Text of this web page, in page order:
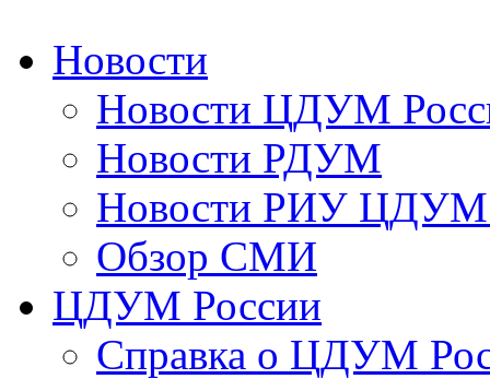
Новости
Новости ЦДУМ
Новости РДУМ
Новости РИУ ЦДУМ
Обзор СМИ
ЦДУМ России
Справка о ЦДУМ